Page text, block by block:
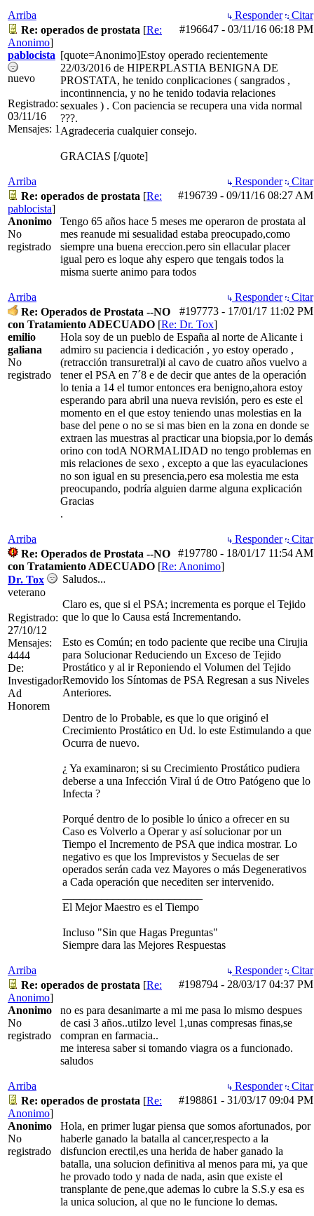
Arriba Responder
Citar
#196647 - 03/11/16 06:18 PM
Re: operados de prostata [Re:
Anonimo]
pablocista
nuevo
Registrado:
03/11/16
Mensajes: 1
[quote=Anonimo]Estoy operado recientemente
22/03/2016 de HIPERPLASTIA BENIGNA DE
PROSTATA, he tenido conplicaciones ( sangrados ,
incontinnencia, y no he tenido todavia relaciones
sexuales ) . Con paciencia se recupera una vida normal
???.
Agradeceria cualquier consejo.
GRACIAS [/quote]
Arriba Responder
Citar
#196739 - 09/11/16 08:27 AM
Re: operados de prostata [Re:
pablocista]
Anonimo
No
registrado
Tengo 65 años hace 5 meses me operaron de prostata al
mes reanude mi sesualidad estaba preocupado,como
siempre una buena ereccion.pero sin ellacular placer
igual pero es loque ahy espero que tengais todos la
misma suerte animo para todos
Arriba Responder
Citar
#197773 - 17/01/17 11:02 PM
Re: Operados de Prostata --NO
con Tratamiento ADECUADO [Re: Dr. Tox]
emilio
galiana
No
registrado
Hola soy de un pueblo de España al norte de Alicante i
admiro su paciencia i dedicación , yo estoy operado ,
(retracción transuretral)i al cavo de cuatro años vuelvo a
tener el PSA en 7´8 e de decir que antes de la operación
lo tenia a 14 el tumor entonces era benigno,ahora estoy
esperando para abril una nueva revisión, pero es este el
momento en el que estoy teniendo unas molestias en la
base del pene o no se si mas bien en la zona en donde se
extraen las muestras al practicar una biopsia,por lo demás
orino con todA NORMALIDAD no tengo problemas en
mis relaciones de sexo , excepto a que las eyaculaciones
no son igual en su presencia,pero esa molestia me esta
preocupando, podría alguien darme alguna explicación
Gracias
.
Arriba Responder
Citar
#197780 - 18/01/17 11:54 AM
Re: Operados de Prostata --NO
con Tratamiento ADECUADO [Re: Anonimo]
Dr. Tox
veterano
Registrado:
27/10/12
Mensajes:
4444
De:
Investigador
Ad
Honorem
Saludos...
Claro es, que si el PSA; incrementa es porque el Tejido
que lo que lo Causa está Incrementando.
Esto es Común; en todo paciente que recibe una Cirujia
para Solucionar Reduciendo un Exceso de Tejido
Prostático y al ir Reponiendo el Volumen del Tejido
Removido los Síntomas de PSA Regresan a sus Niveles
Anteriores.
Dentro de lo Probable, es que lo que originó el
Crecimiento Prostático en Ud. lo este Estimulando a que
Ocurra de nuevo.
¿ Ya examinaron; si su Crecimiento Prostático pudiera
deberse a una Infección Viral ú de Otro Patógeno que lo
Infecta ?
Porqué dentro de lo posible lo único a ofrecer en su
Caso es Volverlo a Operar y así solucionar por un
Tiempo el Incremento de PSA que indica mostrar. Lo
negativo es que los Imprevistos y Secuelas de ser
operados serán cada vez Mayores o más Degenerativos
a Cada operación que necediten ser intervenido.
El Mejor Maestro es el Tiempo
Incluso "Sin que Hagas Preguntas"
Siempre dara las Mejores Respuestas
Arriba Responder
Citar
#198794 - 28/03/17 04:37 PM
Re: operados de prostata [Re:
Anonimo]
Anonimo
No
registrado
no es para desanimarte a mi me pasa lo mismo despues
de casi 3 años..utilzo level 1,unas compresas finas,se
compran en farmacia..
me interesa saber si tomando viagra os a funcionado.
saludos
Arriba Responder
Citar
#198861 - 31/03/17 09:04 PM
Re: operados de prostata [Re:
Anonimo]
Anonimo
No
registrado
Hola, en primer lugar piensa que somos afortunados, por
haberle ganado la batalla al cancer,respecto a la
disfuncion erectil,es una herida de haber ganado la
batalla, una solucion definitiva al menos para mi, ya que
he provado todo y nada de nada, asin que existe el
transplante de pene,que ademas lo cubre la S.S.y esa es
la unica solucion, al que no le funcione lo demas.